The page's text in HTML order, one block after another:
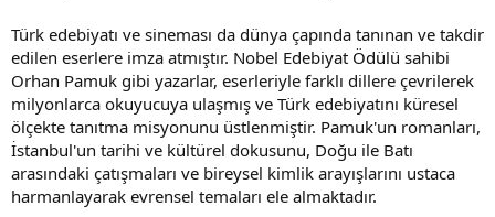
Türk edebiyatı ve sineması da dünya çapında tanınan ve takdir
edilen eserlere imza atmıştır. Nobel Edebiyat Ödülü sahibi
Orhan Pamuk gibi yazarlar, eserleriyle farklı dillere çevrilerek
milyonlarca okuyucuya ulaşmış ve Türk edebiyatını küresel
ölçekte tanıtma misyonunu üstlenmiştir. Pamuk'un romanları,
İstanbul'un tarihi ve kültürel dokusunu, Doğu ile Batı
arasındaki çatışmaları ve bireysel kimlik arayışlarını ustaca
harmanlayarak evrensel temaları ele almaktadır.